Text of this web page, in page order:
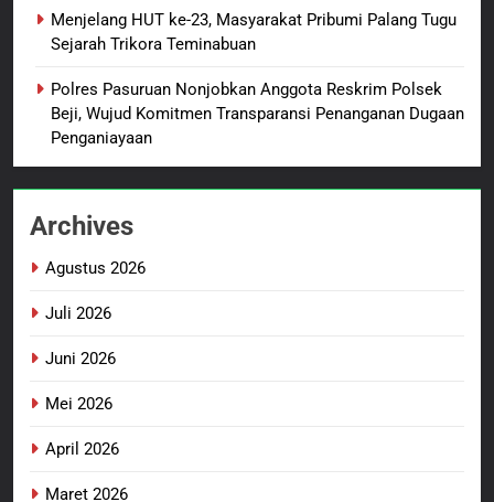
Probolinggo Persembahkan
“Hadiah Guru Mengabdi”: 100
Guru Non-ASN sebagai
Pahlawan Bangsa
BERITA BARU
Polres Pasuruan Mutasi Tiga
Proses Penyidikan
BERITA BARU
3
4
Menjelang HUT ke-23, Masyarakat Pribumi Palang Tugu
Sejarah Trikora Teminabuan
Polres Pasuruan Nonjobkan Anggota Reskrim Polsek
Beji, Wujud Komitmen Transparansi Penanganan Dugaan
Penganiayaan
Archives
Agustus 2026
Juli 2026
Juni 2026
Mei 2026
April 2026
Maret 2026